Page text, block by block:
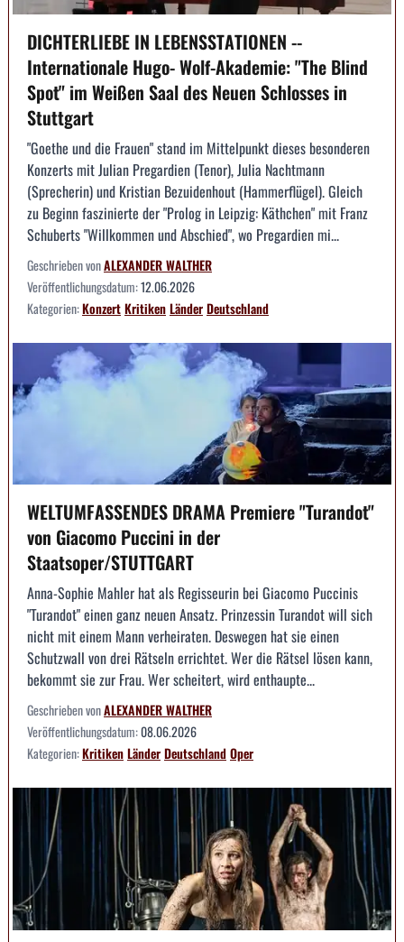
DICHTERLIEBE IN LEBENSSTATIONEN --
Internationale Hugo- Wolf-Akademie: "The Blind
Spot" im Weißen Saal des Neuen Schlosses in
Stuttgart
"Goethe und die Frauen" stand im Mittelpunkt dieses besonderen
Konzerts mit Julian Pregardien (Tenor), Julia Nachtmann
(Sprecherin) und Kristian Bezuidenhout (Hammerflügel). Gleich
zu Beginn faszinierte der "Prolog in Leipzig: Käthchen" mit Franz
Schuberts "Willkommen und Abschied", wo Pregardien mi...
Geschrieben vonALEXANDER WALTHER
Veröffentlichungsdatum:12.06.2026
Kategorien:KonzertKritikenLänderDeutschland
WELTUMFASSENDES DRAMA Premiere "Turandot"
von Giacomo Puccini in der
Staatsoper/STUTTGART
Anna-Sophie Mahler hat als Regisseurin bei Giacomo Puccinis
"Turandot" einen ganz neuen Ansatz. Prinzessin Turandot will sich
nicht mit einem Mann verheiraten. Deswegen hat sie einen
Schutzwall von drei Rätseln errichtet. Wer die Rätsel lösen kann,
bekommt sie zur Frau. Wer scheitert, wird enthaupte...
Geschrieben vonALEXANDER WALTHER
Veröffentlichungsdatum:08.06.2026
Kategorien:KritikenLänderDeutschlandOper